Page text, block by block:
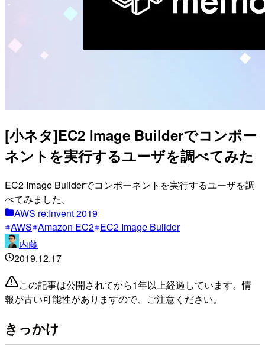
[小ネタ]EC2 Image Builderでコンポー
ネントを実行するユーザを調べてみた
EC2 Image Builderでコンポーネントを実行するユーザを調
べてみました。
AWS re:Invent 2019
AWS Amazon EC2 EC2 Image Builder
内藤
2019.12.17
この記事は公開されてから1年以上経過しています。情
報が古い可能性がありますので、ご注意ください。
きっかけ